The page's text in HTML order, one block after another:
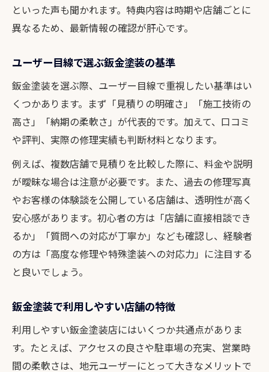
といった声も聞かれます。特典内容は時期や店舗ごとに
異なるため、最新情報の確認が肝心です。
ユーザー目線で選ぶ鈑金塗装の基準
鈑金塗装を選ぶ際、ユーザー目線で重視したい基準はい
くつかあります。まず「見積りの明確さ」「施工技術の
高さ」「納期の柔軟さ」が代表的です。加えて、口コミ
や評判、実際の修理実績も判断材料となります。
例えば、複数店舗で見積りを比較した際に、料金や説明
が曖昧な場合は注意が必要です。また、過去の修理写真
やお客様の体験談を公開している店舗は、透明性が高く
安心感があります。初心者の方は「店舗に直接相談でき
るか」「質問への対応が丁寧か」なども確認し、経験者
の方は「高度な修理や特殊塗装への対応力」に注目する
と良いでしょう。
鈑金塗装で利用しやすい店舗の特徴
利用しやすい鈑金塗装店にはいくつか共通点がありま
す。たとえば、アクセスの良さや駐車場の充実、営業時
間の柔軟さは、地元ユーザーにとって大きなメリットで